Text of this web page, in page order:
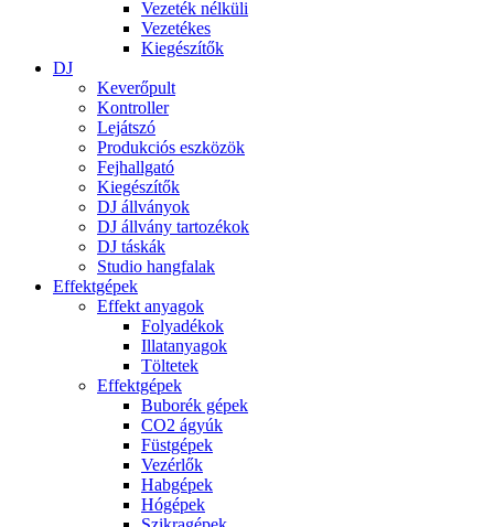
Vezeték nélküli
Vezetékes
Kiegészítők
DJ
Keverőpult
Kontroller
Lejátszó
Produkciós eszközök
Fejhallgató
Kiegészítők
DJ állványok
DJ állvány tartozékok
DJ táskák
Studio hangfalak
Effektgépek
Effekt anyagok
Folyadékok
Illatanyagok
Töltetek
Effektgépek
Buborék gépek
CO2 ágyúk
Füstgépek
Vezérlők
Habgépek
Hógépek